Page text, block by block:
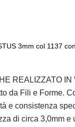
3mm col 1137 con
REALIZZATO
da Fili e Forme.
e consistenza
di circa 3,0mm e